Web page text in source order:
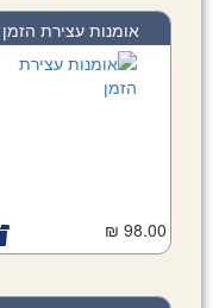
אומנות עצירת הזמן
98.00 ₪